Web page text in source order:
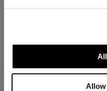
TECHNISCHE
Technische functies